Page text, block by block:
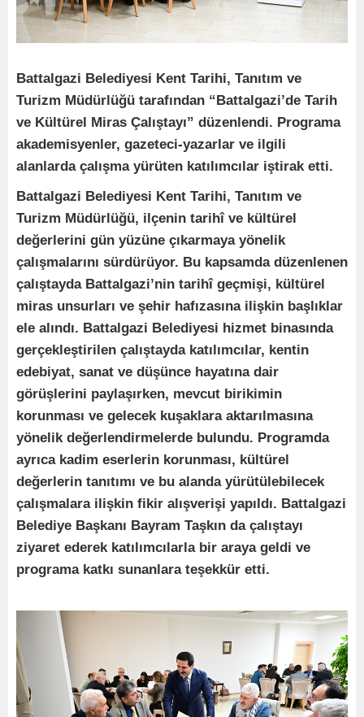
Battalgazi Belediyesi Kent Tarihi, Tanıtım ve
Turizm Müdürlüğü tarafından “Battalgazi’de Tarih
ve Kültürel Miras Çalıştayı” düzenlendi. Programa
akademisyenler, gazeteci-yazarlar ve ilgili
alanlarda çalışma yürüten katılımcılar iştirak etti.
Battalgazi Belediyesi Kent Tarihi, Tanıtım ve
Turizm Müdürlüğü, ilçenin tarihî ve kültürel
değerlerini gün yüzüne çıkarmaya yönelik
çalışmalarını sürdürüyor. Bu kapsamda düzenlenen
çalıştayda Battalgazi’nin tarihî geçmişi, kültürel
miras unsurları ve şehir hafızasına ilişkin başlıklar
ele alındı. Battalgazi Belediyesi hizmet binasında
gerçekleştirilen çalıştayda katılımcılar, kentin
edebiyat, sanat ve düşünce hayatına dair
görüşlerini paylaşırken, mevcut birikimin
korunması ve gelecek kuşaklara aktarılmasına
yönelik değerlendirmelerde bulundu. Programda
ayrıca kadim eserlerin korunması, kültürel
değerlerin tanıtımı ve bu alanda yürütülebilecek
çalışmalara ilişkin fikir alışverişi yapıldı. Battalgazi
Belediye Başkanı Bayram Taşkın da çalıştayı
ziyaret ederek katılımcılarla bir araya geldi ve
programa katkı sunanlara teşekkür etti.